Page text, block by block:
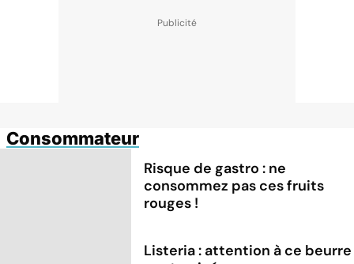
Consommateur
Risque de gastro : ne
consommez pas ces fruits
rouges !
Listeria : attention à ce beurre